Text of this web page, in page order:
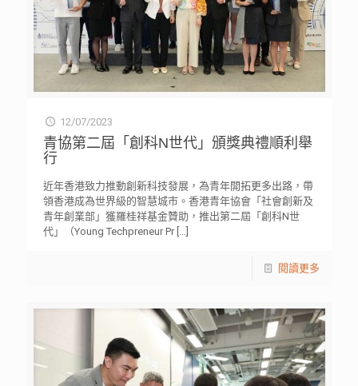
12/07/2023
青協第二屆「創科N世代」頒獎典禮順利舉
行
近年香港致力推動創新科技發展，為青年開拓更多出路，帶
領香港成為世界級的智慧城市。香港青年協會「社會創新及
青年創業部」獲羅桂祥基金贊助，推出第二屆「創科N世
代」（Young Techpreneur Pr[…]
閱讀更多